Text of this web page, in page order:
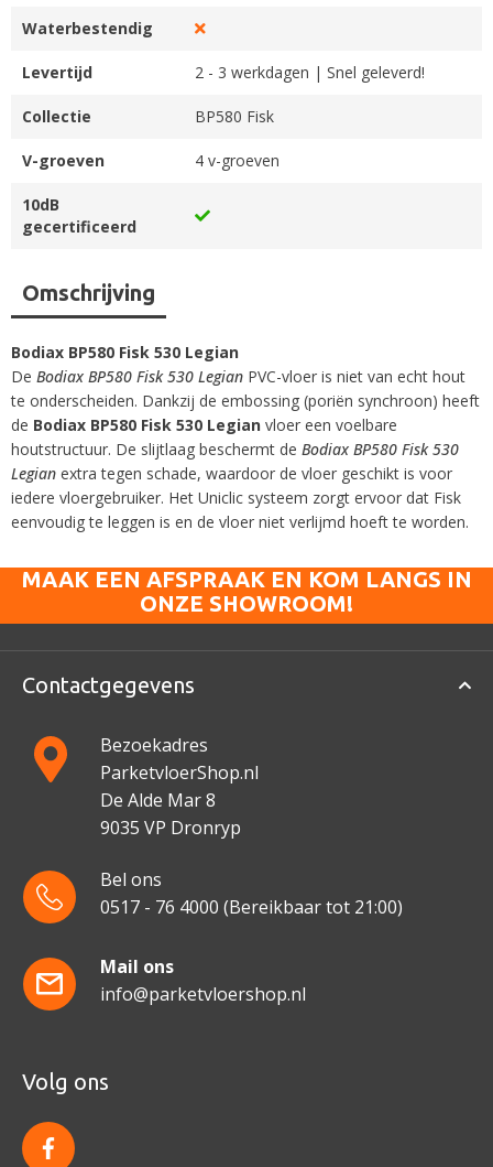
Waterbestendig
Levertijd 2 - 3 werkdagen | Snel geleverd!
Collectie BP580 Fisk
V-groeven 4 v-groeven
10dB
gecertificeerd
Omschrijving
Bodiax BP580 Fisk 530 Legian
De Bodiax BP580 Fisk 530 Legian PVC-vloer is niet van echt hout
te onderscheiden. Dankzij de embossing (poriën synchroon) heeft
de Bodiax BP580 Fisk 530 Legian vloer een voelbare
houtstructuur. De slijtlaag beschermt de Bodiax BP580 Fisk 530
Legian extra tegen schade, waardoor de vloer geschikt is voor
iedere vloergebruiker. Het Uniclic systeem zorgt ervoor dat Fisk
eenvoudig te leggen is en de vloer niet verlijmd hoeft te worden.
MAAK EEN AFSPRAAK EN KOM LANGS IN
ONZE SHOWROOM!
Contactgegevens
Bezoekadres
ParketvloerShop.nl
De Alde Mar 8
9035 VP Dronryp
Bel ons
0517 - 76 4000 (Bereikbaar tot 21:00)
Mail ons
info@parketvloershop.nl
Volg ons
f